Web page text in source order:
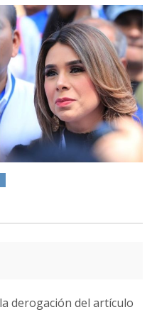
derogación del artículo